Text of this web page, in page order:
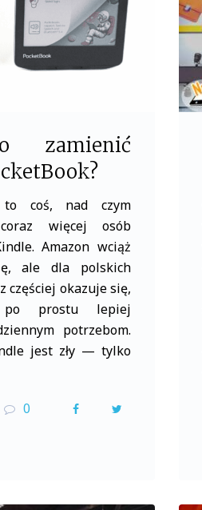
zamienić
to coś, nad czym
więcej osób
Amazon wciąż
ale dla polskich
częściej okazuje się,
po prostu lepiej
potrzebom.
jest zły — tylko
0
F